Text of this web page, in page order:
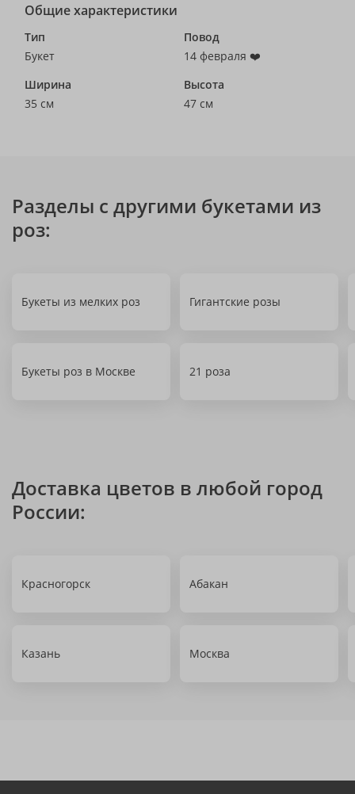
Общие характеристики
Тип
Букет
Повод
14 февраля ❤️
Ширина
35 см
Высота
47 см
Разделы с другими букетами из
роз:
Букеты из мелких роз Гигантские розы
Букеты роз в Москве 21 роза
Доставка цветов в любой город
России:
Красногорск Абакан
Казань Москва